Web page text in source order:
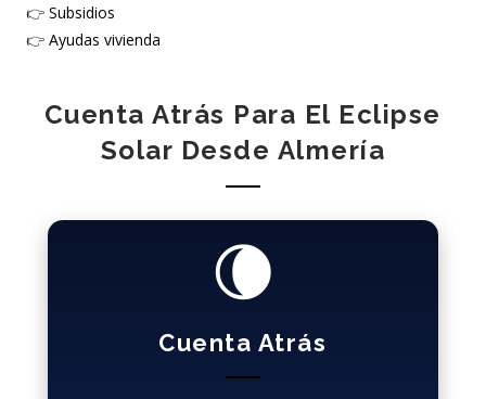
👉 Subsidios
👉 Ayudas vivienda
Cuenta Atrás Para El Eclipse
Solar Desde Almería
🌘
Cuenta Atrás